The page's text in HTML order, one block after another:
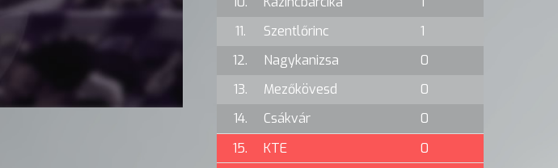
11.
Szentlőrinc
1
12.
Nagykanizsa
0
13.
Mezőkövesd
0
14.
Csákvár
0
15.
KTE
0